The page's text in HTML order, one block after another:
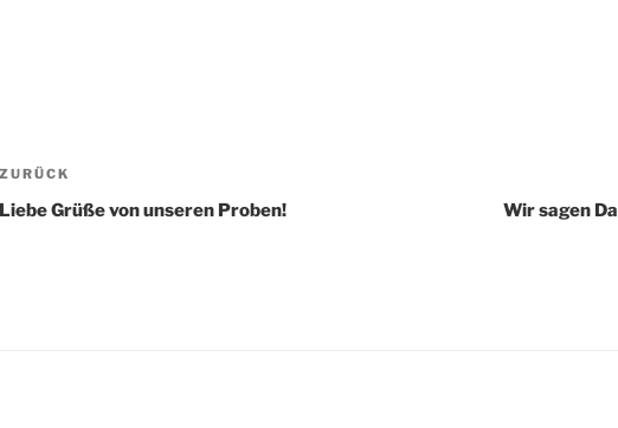
Beitragsnavigation
Vorheriger
Beitrag
ZURÜCK
Liebe Grüße von unseren Proben! Wir sagen